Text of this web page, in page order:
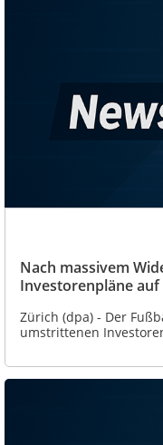
Nach massivem
Investorenpläne auf
Zürich (dpa) - Der
umstrittenen